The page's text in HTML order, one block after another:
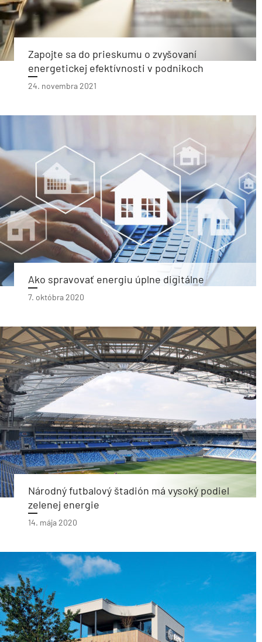
Zapojte sa do prieskumu o zvyšovaní
energetickej efektívnosti v podnikoch
24. novembra 2021
Ako spravovať energiu úplne digitálne
7. októbra 2020
Národný futbalový štadión má vysoký podiel
zelenej energie
14. mája 2020